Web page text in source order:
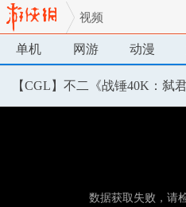
视频
单机 网游 动漫